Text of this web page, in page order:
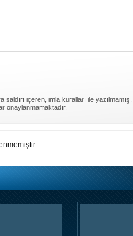
içeren, imla kuralları ile yazılmamış,
onaylanmamaktadır.